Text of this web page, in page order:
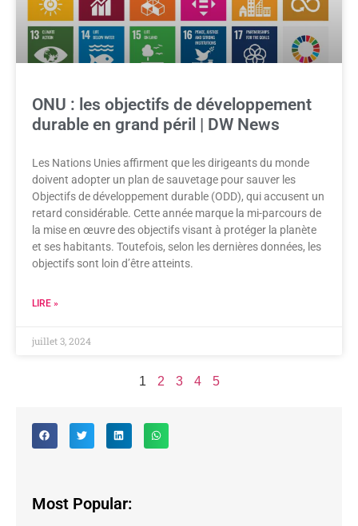
ONU : les objectifs de développement
durable en grand péril | DW News
Les Nations Unies affirment que les dirigeants du monde
doivent adopter un plan de sauvetage pour sauver les
Objectifs de développement durable (ODD), qui accusent un
retard considérable. Cette année marque la mi-parcours de
la mise en œuvre des objectifs visant à protéger la planète
et ses habitants. Toutefois, selon les dernières données, les
objectifs sont loin d’être atteints.
LIRE »
juillet 3, 2024
1 2 3 4 5
Most Popular: